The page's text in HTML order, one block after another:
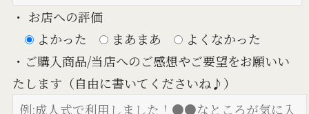
・ お店への評価
よかった
まあまあ
よくなかった
・ご購入商品/当店へのご感想やご要望をお願いい
たします（自由に書いてくださいね♪）